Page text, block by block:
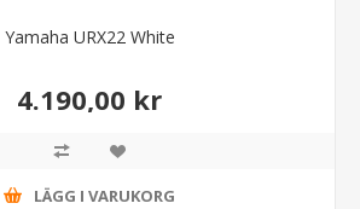
Yamaha URX22 White
4.190,00 kr
LÄGG I VARUKORG